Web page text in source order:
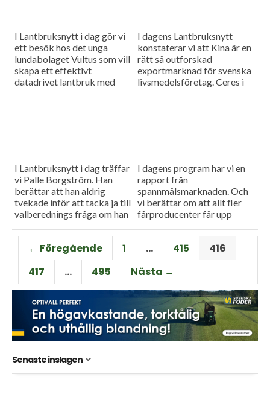
I Lantbruksnytt i dag gör vi
ett besök hos det unga
lundabolaget Vultus som vill
skapa ett effektivt
datadrivet lantbruk med
I dagens Lantbruksnytt
konstaterar vi att Kina är en
rätt så outforskad
exportmarknad för svenska
livsmedelsföretag. Ceres i
I Lantbruksnytt i dag träffar
vi Palle Borgström. Han
berättar att han aldrig
tvekade inför att tacka ja till
valberednings fråga om han
förbundsordförande i LRF....
I dagens program har vi en
rapport från
spannmålsmarknaden. Och
vi berättar om att allt fler
fårproducenter får upp
sina skinn. Vi har besök...
← Föregående 1 … 415
416
417
… 495 Nästa →
Senaste inslagen